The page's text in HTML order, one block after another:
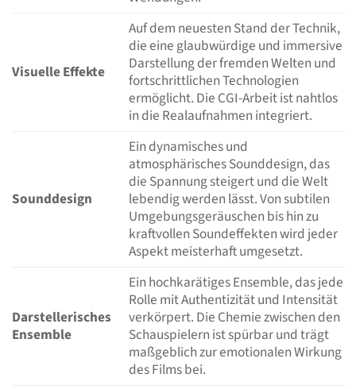
Visuelle Effekte
Auf dem neuesten Stand der Technik,
die eine glaubwürdige und immersive
Darstellung der fremden Welten und
fortschrittlichen Technologien
ermöglicht. Die CGI-Arbeit ist nahtlos
in die Realaufnahmen integriert.
Sounddesign
Ein dynamisches und
atmosphärisches Sounddesign, das
die Spannung steigert und die Welt
lebendig werden lässt. Von subtilen
Umgebungsgeräuschen bis hin zu
kraftvollen Soundeffekten wird jeder
Aspekt meisterhaft umgesetzt.
Darstellerisches
Ensemble
Ein hochkarätiges Ensemble, das jede
Rolle mit Authentizität und Intensität
verkörpert. Die Chemie zwischen den
Schauspielern ist spürbar und trägt
maßgeblich zur emotionalen Wirkung
des Films bei.